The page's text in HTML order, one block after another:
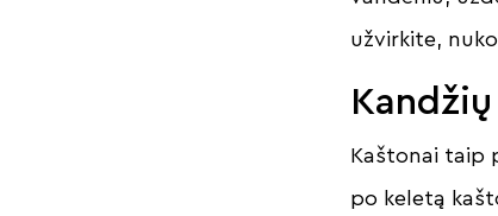
užvirkite,
Kaštonai taip
po keletą